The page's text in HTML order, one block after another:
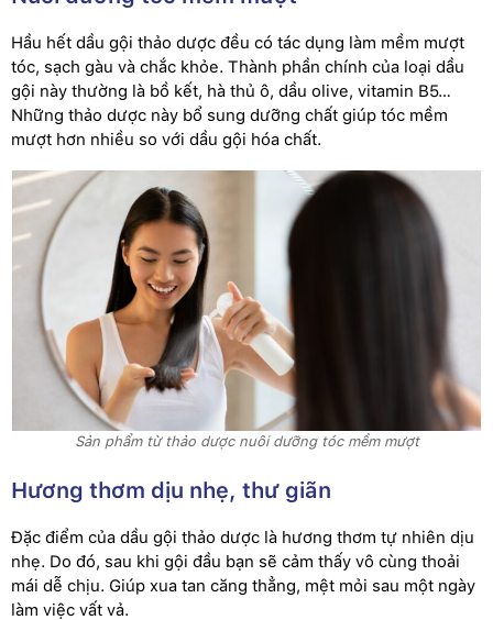
Hầu hết dầu gội thảo dược đều có tác dụng làm mềm mượt
tóc, sạch gàu và chắc khỏe. Thành phần chính của loại dầu
gội này thường là bồ kết, hà thủ ô, dầu olive, vitamin B5…
Những thảo dược này bổ sung dưỡng chất giúp tóc mềm
mượt hơn nhiều so với dầu gội hóa chất.
Sản phẩm từ thảo dược nuôi dưỡng tóc mềm mượt
Hương thơm dịu nhẹ, thư giãn
Đặc điểm của dầu gội thảo dược là hương thơm tự nhiên dịu
nhẹ. Do đó, sau khi gội đầu bạn sẽ cảm thấy vô cùng thoải
mái dễ chịu. Giúp xua tan căng thẳng, mệt mỏi sau một ngày
làm việc vất vả.